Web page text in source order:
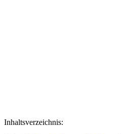
Inhaltsverzeichnis: